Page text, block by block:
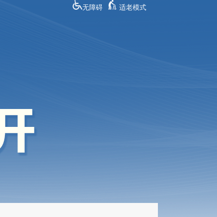
无障碍 适老模式